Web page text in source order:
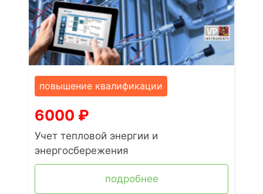
повышение квалификации
6000 ₽
Учет тепловой энергии и
энергосбережения
подробнее